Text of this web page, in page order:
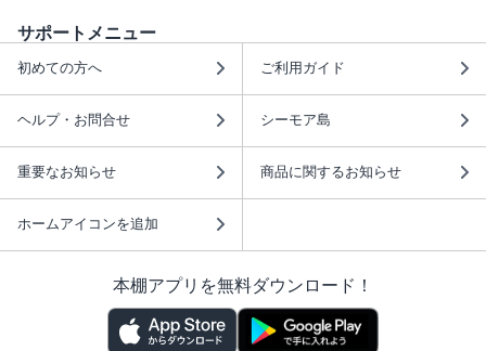
サポートメニュー
初めての方へ ご利用ガイド
ヘルプ・お問合せ シーモア島
重要なお知らせ 商品に関するお知らせ
ホームアイコンを追加
本棚アプリを無料ダウンロード！